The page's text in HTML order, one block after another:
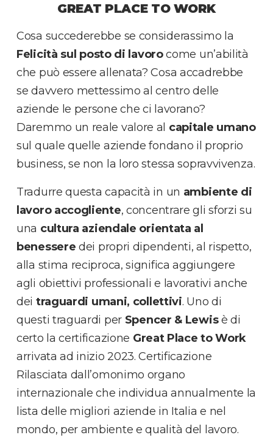
GREAT PLACE TO WORK
Cosa succederebbe se considerassimo la
Felicità sul posto di lavorocome un’abilità
che può essere allenata? Cosa accadrebbe
se davvero mettessimo al centro delle
aziende le persone che ci lavorano?
Daremmo un reale valore al capitale umano
sul quale quelle aziende fondano il proprio
business, se non la loro stessa sopravvivenza.
Tradurre questa capacità in un ambiente di
lavoro accogliente, concentrare gli sforzi su
una cultura aziendale orientata al
benessere dei propri dipendenti, al rispetto,
alla stima reciproca, significa aggiungere
agli obiettivi professionali e lavorativi anche
dei traguardi umani, collettivi. Uno di
questi traguardi per Spencer & Lewisè di
certo la certificazione Great Place to Work
arrivata ad inizio 2023. Certificazione
Rilasciata dall’omonimo organo
internazionale che individua annualmente la
lista delle migliori aziende in Italia e nel
mondo, per ambiente e qualità del lavoro.